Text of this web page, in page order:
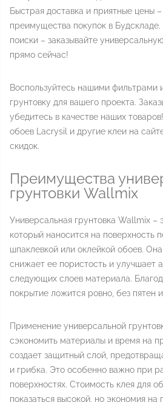
Быстрая доставка и приятные цены
преимущества покупок в
поиски – заказывайте
прямо сейчас!
Воспользуйтесь нашими фильтрами
грунтовку для вашего проекта.
убедитесь в качестве наших
обоев Lacrysil и другие клеи на
скидок.
Преимущества
грунтовки Wallmix
Универсальная грунтовка Wallmix –
который наносится на поверхность
шпаклевкой или оклейкой обоев.
снижает ее пористость и улучшает
следующих слоев материала.
покрытие ложится ровно, без пятен
Применение универсальной
сэкономить материалы и время на
создает защитный слой,
и грибка. Это особенно важно при
поверхностях. Стоимость клея для
показаться высокой, но экономия на